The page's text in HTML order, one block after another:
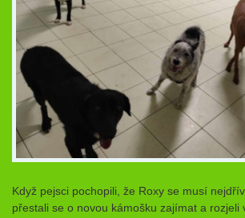
Když pejsci pochopili, že Roxy se musí
přestali se o novou kámošku zajímat a rozjeli